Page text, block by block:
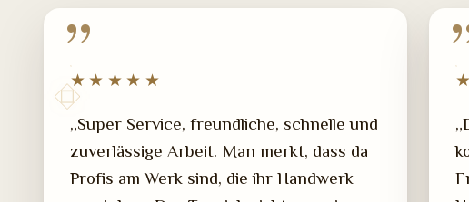
★★★★★
„Super Service, freundliche, schnelle und
zuverlässige Arbeit. Man merkt, dass da
Profis am Werk sind, die ihr Handwerk